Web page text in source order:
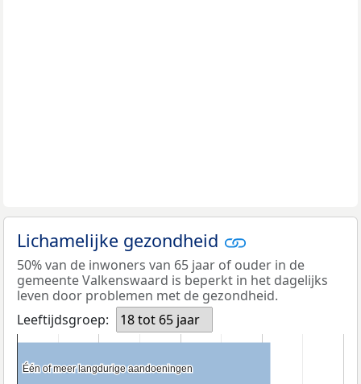
Lichamelijke gezondheid
50% van de inwoners van 65 jaar of ouder in de
gemeente Valkenswaard is beperkt in het dagelijks
leven door problemen met de gezondheid.
Leeftijdsgroep:
18 tot 65 jaar
Één of meer langdurige aandoeningen
Één of meer langdurige aandoeningen